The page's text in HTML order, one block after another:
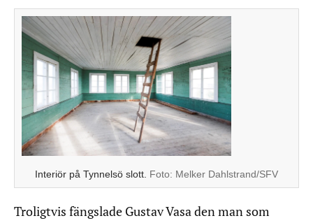
Interiör på Tynnelsö slott. Foto: Melker Dahlstrand/SFV
Troligtvis fängslade Gustav Vasa den man som